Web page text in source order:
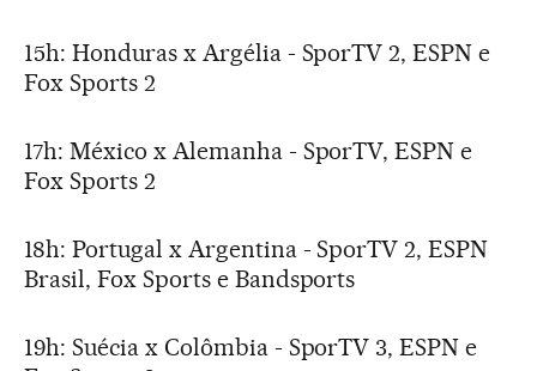
15h: Honduras x Argélia - SporTV 2, ESPN e
Fox Sports 2
17h: México x Alemanha - SporTV, ESPN e
Fox Sports 2
18h: Portugal x Argentina - SporTV 2, ESPN
Brasil, Fox Sports e Bandsports
19h: Suécia x Colômbia - SporTV 3, ESPN e